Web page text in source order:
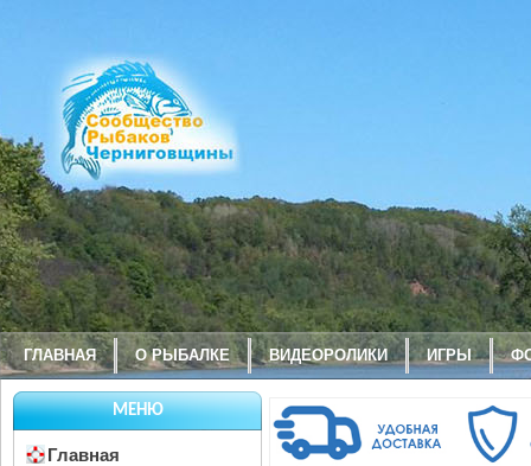
ГЛАВНАЯ О РЫБАЛКЕ ВИДЕОРОЛИКИ ИГРЫ
МЕНЮ
Главная